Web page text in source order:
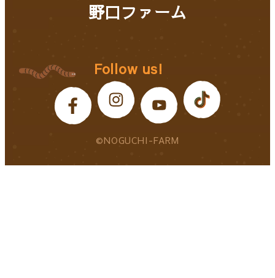
野口ファーム
Follow us!
©NOGUCHI-FARM